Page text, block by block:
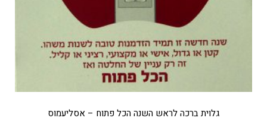
גלוית ברכה לראש השנה הכל פתוח – אסליעמוס